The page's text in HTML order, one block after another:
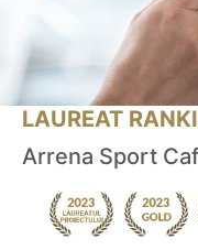
LAUREAT
Arrena Sport